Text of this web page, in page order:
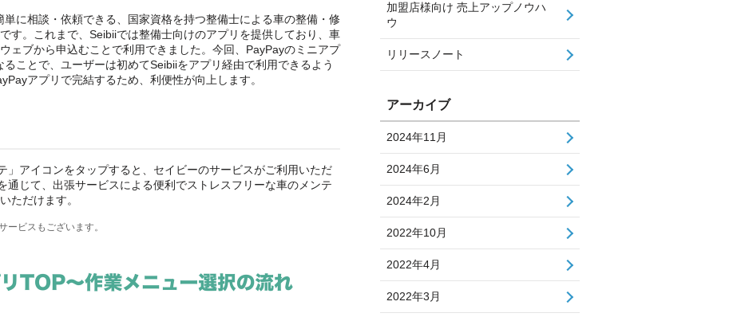
単に相談・依頼できる、国家資格を持つ整備士による車の整備・修
す。これまで、Seibiiでは整備士向けのアプリを提供しており、車
ェブから申込むことで利用できました。今回、PayPayのミニアプ
ことで、ユーザーは初めてSeibiiをアプリ経由で利用できるよう
アプリで完結するため、利便性が向上します。
」アイコンをタップすると、セイビーのサービスがご利用いただ
じて、出張サービスによる便利でストレスフリーな車のメンテ
ただけます。
ービスもございます。
加盟店様向け 売上アップノウハ
ウ
リリースノート
アーカイブ
2024年11月
2024年6月
2024年2月
2022年10月
2022年4月
2022年3月